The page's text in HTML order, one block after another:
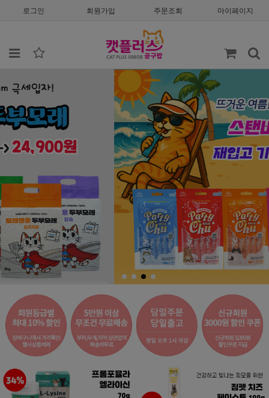
로그인 회원가입 주문조회 마이페이지